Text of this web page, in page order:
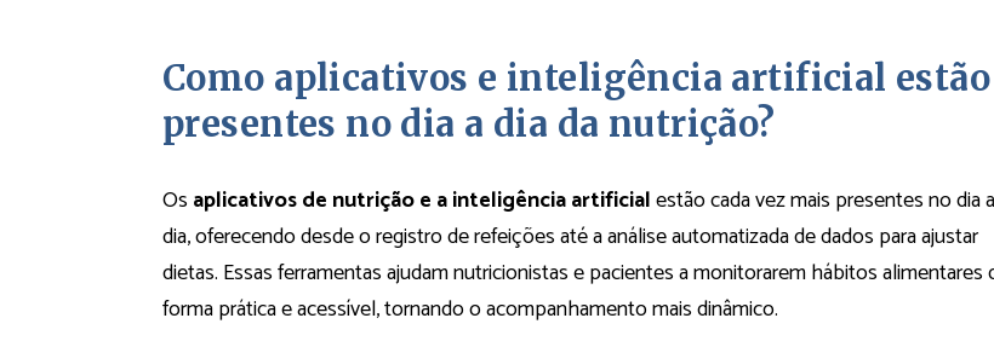
Como aplicativos e inteligência artificial estão
presentes no dia a dia da nutrição?
Os aplicativos de nutrição e a inteligência artificialestão cada vez mais presentes no dia a
dia, oferecendo desde o registro de refeições até a análise automatizada de dados para ajustar
dietas. Essas ferramentas ajudam nutricionistas e pacientes a monitorarem hábitos alimentares
forma prática e acessível, tornando o acompanhamento mais dinâmico.